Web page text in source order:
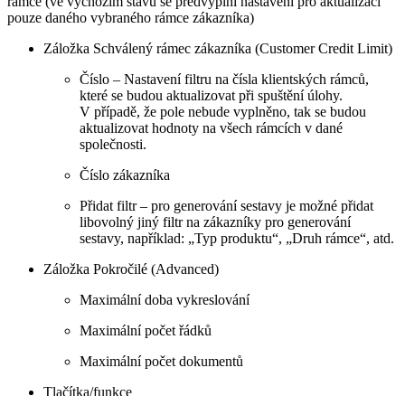
pouze daného vybraného rámce zákazníka)
Záložka Schválený rámec zákazníka (Customer Credit Limit)
Číslo – Nastavení filtru na čísla klientských rámců,
které se budou aktualizovat při spuštění úlohy.
V případě, že pole nebude vyplněno, tak se budou
aktualizovat hodnoty na všech rámcích v dané
společnosti.
Číslo zákazníka
Přidat filtr – pro generování sestavy je možné přidat
libovolný jiný filtr na zákazníky pro generování
sestavy, například: „Typ produktu“, „Druh rámce“, atd.
Záložka Pokročilé (Advanced)
Maximální doba vykreslování
Maximální počet řádků
Maximální počet dokumentů
Tlačítka/funkce